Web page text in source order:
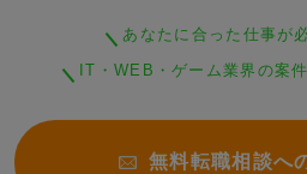
あなたに合った仕事が
IT・WEB・ゲーム業界の案
無料転職相談へ